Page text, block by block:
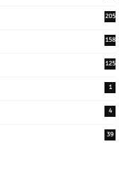
205
158
125
1
4
39